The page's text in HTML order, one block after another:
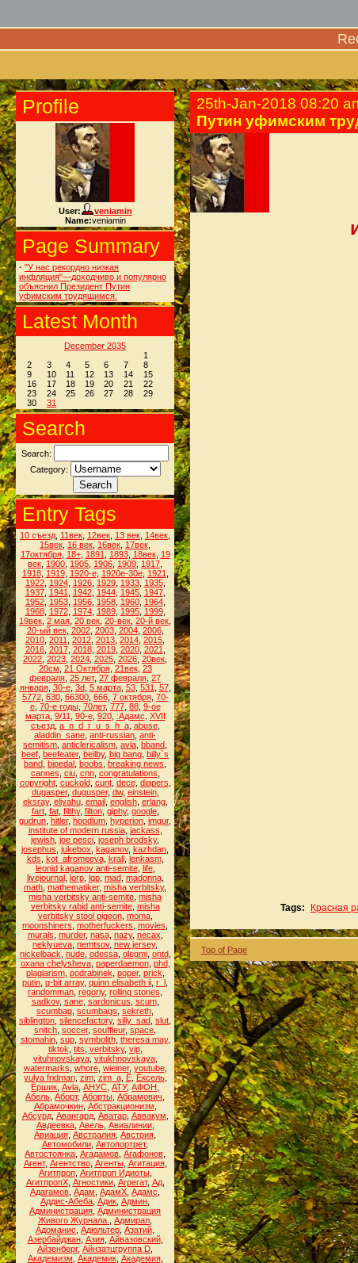
Profile
User:
veniamin
Name:veniamin
Page Summary
· "У нас рекордно низкая
инфляция"—доходчиво и популярно
объяснил Президент Путин
уфимским трудящимся.
Latest Month
December 2035
1
2
3 4 5 6 7
8
9
10 11 12 13 14
15
16
17 18 19 20 21
22
23
24 25 26 27 28
29
30
31
Search
Search:
Category:
Entry Tags
10 съезд 11век 12век 13 век 14век
15век 16 век 16век 17век
17октября, 18+, 1891 1893, 18век, 19
век 1900 1905 1906 1909 1917
1918, 1919, 1920-е, 1920е-30е, 1921
1922, 1924, 1926, 1929, 1933, 1935,
1937, 1941 1942, 1944, 1945, 1947,
1952, 1953, 1956, 1958, 1960, 1964,
1968, 1972, 1974, 1989, 1995, 1999,
19век 2 мая 20 век 20-век 20-й век
20-ый век, 2002, 2003, 2004, 2006,
2010 2011 2012 2013 2014 2015
2016, 2017, 2018, 2019, 2020, 2021
2022 2023 2024 2025 2026 20век
20см 21 Октября, 21век, 23
февраля 25 лет, 27 февраля 27
января, 30-е, 3d, 5 марта, 53, 531 57,
5772, 630, 66300, 666, 7 октября, 70-
е, 70-е годы, 70лет, 777, 88, 9-ое
марта, 9/11 90-е, 920, :Адамс XVII
съезд, a_n_d_r_u_s_h_a, abuse,
aladdin_sane anti-russian anti-
semitism anticlericalism avla bband
beef beefeater, beilby, big bang billy`s
band bipedal boobs breaking news
cannes ciu, cnn, congratulations
copyright, cuckold, cunt, dece, diapers
dugasper, dugusper, dw, einstein,
eksray, eliyahu, email, english, erlang,
fart, fat, filthy, filton, giphy, google,
gudrun hitler, hoodlum hyperion imgur,
institute of modern russia, jackass
jewish joe pesci joseph brodsky,
josephus jukebox kaganov, kazhdan
kds kot_afromeeva, krall, lenkasm,
leonid kaganov anti-semite, life,
livejournal, lorp, lqp, mad, madonna,
math mathematiker, misha verbitsky,
misha verbitsky anti-semite misha
verbitsky rabid anti-semite, misha
verbitsky stool pigeon, moma,
moonshiners motherfuckers movies
murals murder, nasa, nazy, necax
neklyueva nemtsov, new jersey,
nickelback nude, odessa, olegmi, ontd,
oxana chelysheva, paperdaemon, phd,
plagiarism, podrabinek poper, prick
putin q-bit array, quinn elisabeth ii r_l
randomman regoriy, rolling stones
sadkov, sane, sardonicus scum,
scumbag scumbags sekreth
siblington silencefactory, silly_sad slut
snitch soccer, souffleur, space
stomahin, sup, symbolith, theresa may,
tiktok tits verbitsky, vip,
vituhnovskaya, vitukhnovskaya,
watermarks whore, wieiner, youtube,
yulya fridman, zim, zim_a, Ё, Ёксель,
Ёршик Аvla АНУС АТУ, АФОН
Абель Аборт, Аборты Абрамович
Абрамочкин, Абстракционизм
Абсурд, Авангард, Аватар, Аввакум
Авдеевка, Авель, Авиалинии,
Авиация Австралия Австрия
Автомобили Автопортрет,
Автостоянка Агадамов Агафонов
Агент, Агентство, Агенты, Агитация,
Агитпроп, Агитпроп Идиоты,
АгитпропХ, Агностики, Агрегат, Ад,
Адагамов Адам АдамХ Адамс
Аддис-Абеба Адик Админ
Администрация Администрация
Живого Журнала.
Адмирал
Адоманис Адюльтер Азатий
Азербайджан, Азия, Айвазовский,
Айзенберг, Айнзатцгруппа D
Академизм Академик, Академия,
25th-Jan-2018 08:20
Путин уфимским
Tags:
Красная
Top of Page